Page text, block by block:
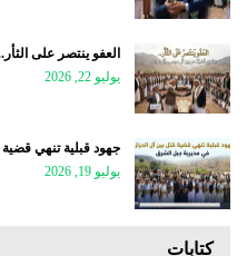
العفو ينتصر على
يوليو 22, 2026
جهود قبلية تنهي
يوليو 19, 2026
كتابات